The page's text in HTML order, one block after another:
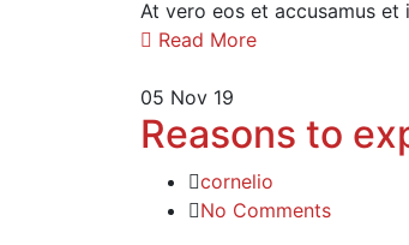
At vero eos et accusamus
Read More
05 Nov 19
Reasons to
cornelio
No Comments